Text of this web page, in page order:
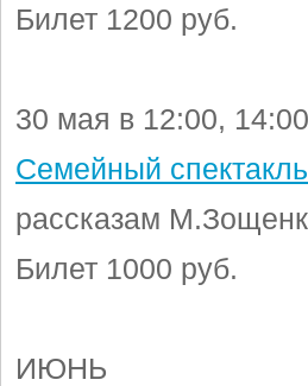
Билет 1200 руб.
30 мая в 12:00, 14:00
Семейный
рассказам
Билет 1000 руб.
ИЮНЬ